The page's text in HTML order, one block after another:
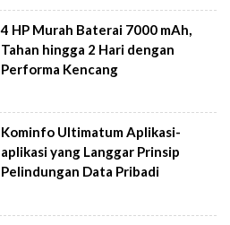
4 HP Murah Baterai 7000 mAh,
Tahan hingga 2 Hari dengan
Performa Kencang
Kominfo Ultimatum Aplikasi-
aplikasi yang Langgar Prinsip
Pelindungan Data Pribadi